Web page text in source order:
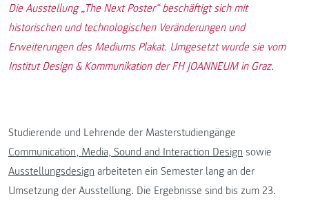
Die Ausstellung „The Next Poster“ beschäftigt sich mit
historischen und technologischen Veränderungen und
Erweiterungen des Mediums Plakat. Umgesetzt wurde sie vom
Institut Design & Kommunikation der FH JOANNEUM in Graz.
Studierende und Lehrende der Masterstudiengänge
Communication, Media, Sound and Interaction Design sowie
Ausstellungsdesign arbeiteten ein Semester lang an der
Umsetzung der Ausstellung. Die Ergebnisse sind bis zum 23.